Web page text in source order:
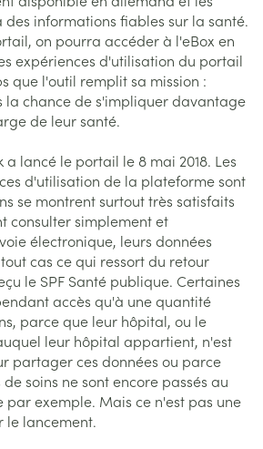
des informations fiables sur la santé.
on pourra accéder à l'eBox en
expériences d'utilisation du portail
que l'outil remplit sa mission :
la chance de s'impliquer davantage
de leur santé.
a lancé le portail le 8 mai 2018. Les
d'utilisation de la plateforme sont
se montrent surtout très satisfaits
consulter simplement et
électronique, leurs données
cas ce qui ressort du retour
le SPF Santé publique. Certaines
accès qu'à une quantité
parce que leur hôpital, ou le
leur hôpital appartient, n'est
partager ces données ou parce
soins ne sont encore passés au
par exemple. Mais ce n'est pas une
le lancement.